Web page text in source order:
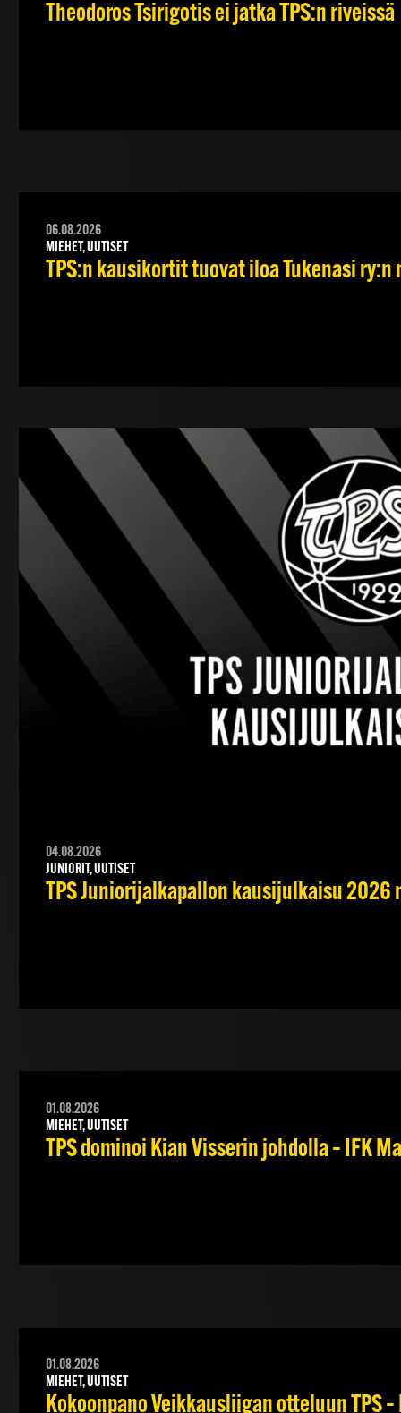
Theodoros Tsirigotis ei jatka TPS:n riveissä
06.08.2026
MIEHET, UUTISET
TPS:n kausikortit tuovat iloa Tukenasi
04.08.2026
JUNIORIT, UUTISET
TPS Juniorijalkapallon kausijulkaisu 2026
01.08.2026
MIEHET, UUTISET
TPS dominoi Kian Visserin johdolla – IFK
01.08.2026
MIEHET, UUTISET
Kokoonpano Veikkausliigan otteluun TPS